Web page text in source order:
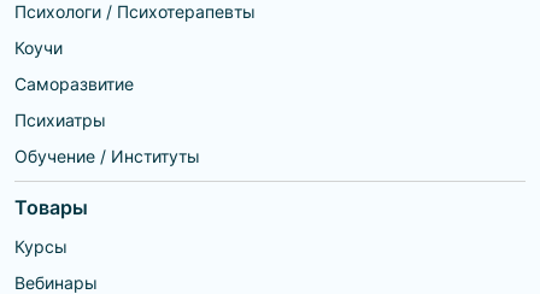
Психологи / Психотерапевты
Коучи
Саморазвитие
Психиатры
Обучение / Институты
Товары
Курсы
Вебинары